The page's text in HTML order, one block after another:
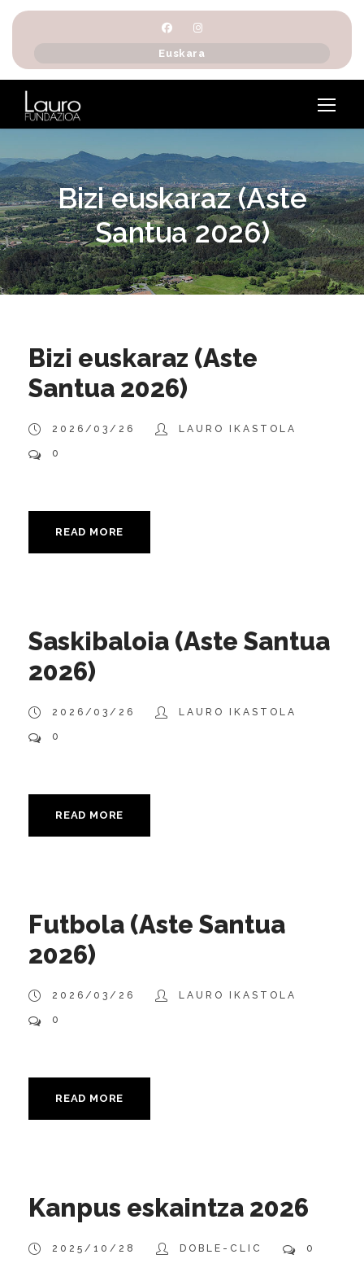
Euskara
Bizi euskaraz (Aste
Santua 2026)
Bizi euskaraz (Aste
Santua 2026)
2026/03/26 LAURO IKASTOLA
0
READ MORE
Saskibaloia (Aste Santua
2026)
2026/03/26 LAURO IKASTOLA
0
READ MORE
Futbola (Aste Santua
2026)
2026/03/26 LAURO IKASTOLA
0
READ MORE
Kanpus eskaintza 2026
2025/10/28 DOBLE-CLIC 0